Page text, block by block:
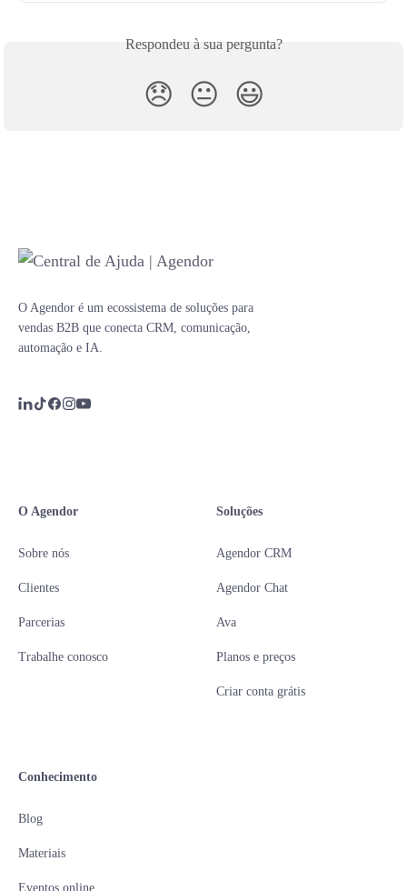
Respondeu à sua pergunta?
😞 😐 😃
O Agendor é um ecossistema de soluções para
vendas B2B que conecta CRM, comunicação,
automação e IA.
O Agendor
Sobre nós
Clientes
Parcerias
Trabalhe conosco
Soluções
Agendor CRM
Agendor Chat
Ava
Planos e preços
Criar conta grátis
Conhecimento
Blog
Materiais
Eventos online